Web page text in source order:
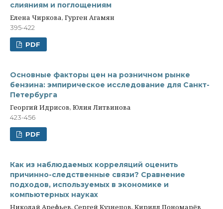
слияниям и поглощениям
Елена Чиркова, Гурген Агамян
395-422
PDF
Основные факторы цен на розничном рынке
бензина: эмпирическое исследование для Санкт-
Петербурга
Георгий Идрисов, Юлия Литвинова
423-456
PDF
Как из наблюдаемых корреляций оценить
причинно-следственные связи? Сравнение
подходов, используемых в экономике и
компьютерных науках
Николай Арефьев, Сергей Кузнецов, Кирилл Пономарёв